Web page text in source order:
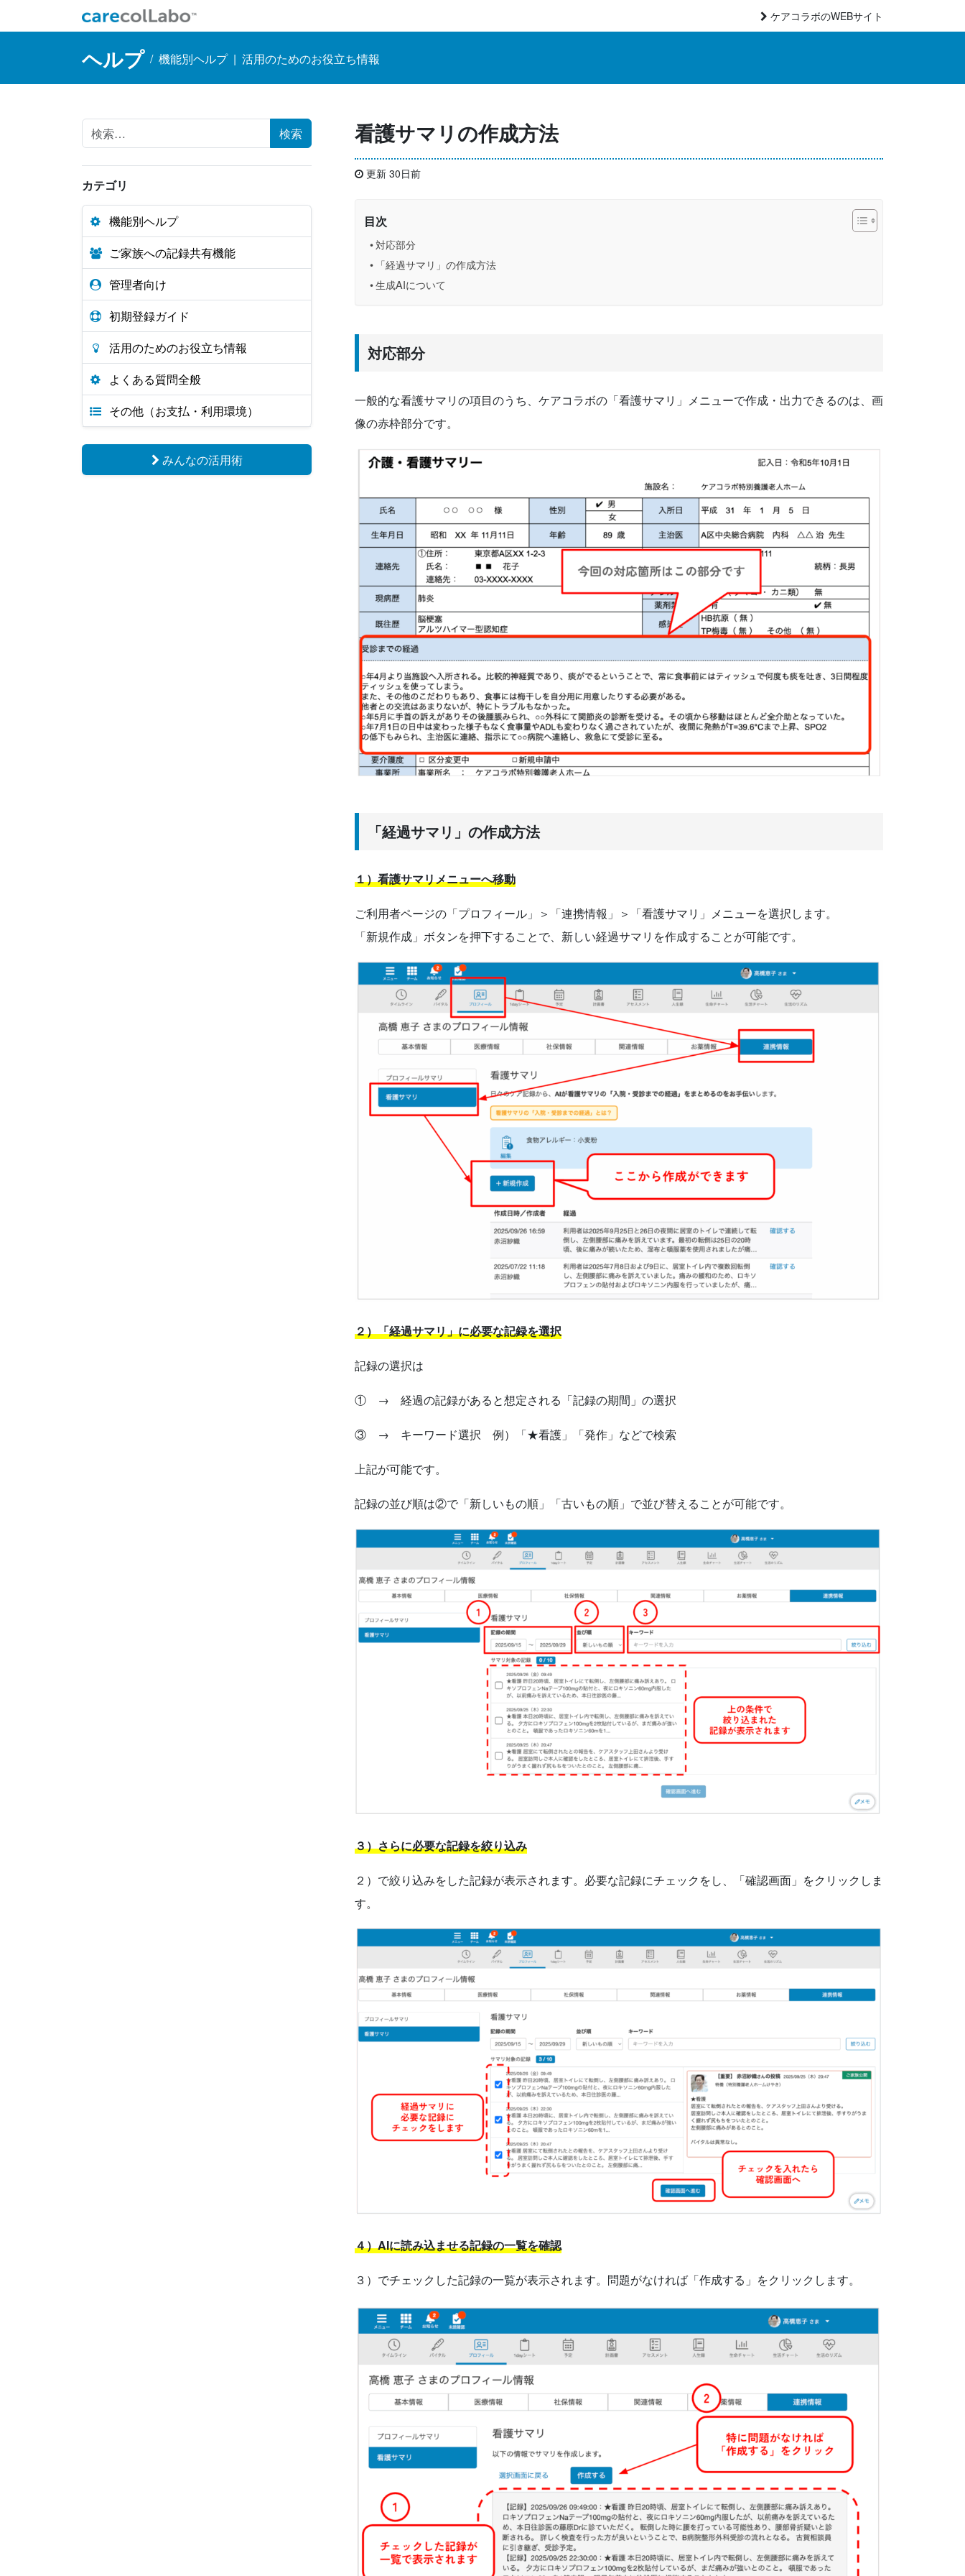
コンテンツへスキップ
Main Navigation ケアコラボのWEBサイト
ヘルプ / 機能別ヘルプ | 活用のためのお役立ち情報
Search for:
カテゴリ
機能別ヘルプ
ご家族への記録共有機能
管理者向け
初期登録ガイド
活用のためのお役立ち情報
よくある質問全般
その他（お支払・利用環境）
みんなの活用術
看護サマリの作成方法
更新 30日前
目次
対応部分
「経過サマリ」の作成方法
生成AIについて
対応部分
一般的な看護サマリの項目のうち、ケアコラボの「看護サマリ」メニューで作成・出力できるのは、画
像の赤枠部分です。
「経過サマリ」の作成方法
１）看護サマリメニューへ移動
ご利用者ページの「プロフィール」＞「連携情報」＞「看護サマリ」メニューを選択します。
「新規作成」ボタンを押下することで、新しい経過サマリを作成することが可能です。
２）「経過サマリ」に必要な記録を選択
記録の選択は
① → 経過の記録があると想定される「記録の期間」の選択
③ → キーワード選択 例）「★看護」「発作」などで検索
上記が可能です。
記録の並び順は②で「新しいもの順」「古いもの順」で並び替えることが可能です。
３）さらに必要な記録を絞り込み
２）で絞り込みをした記録が表示されます。必要な記録にチェックをし、「確認画面」をクリックしま
す。
４）AIに読み込ませる記録の一覧を確認
３）でチェックした記録の一覧が表示されます。問題がなければ「作成する」をクリックします。